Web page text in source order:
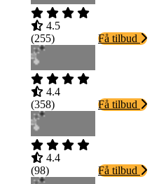
4.5
(255) Få tilbud
4.4
(358) Få tilbud
4.4
(98) Få tilbud